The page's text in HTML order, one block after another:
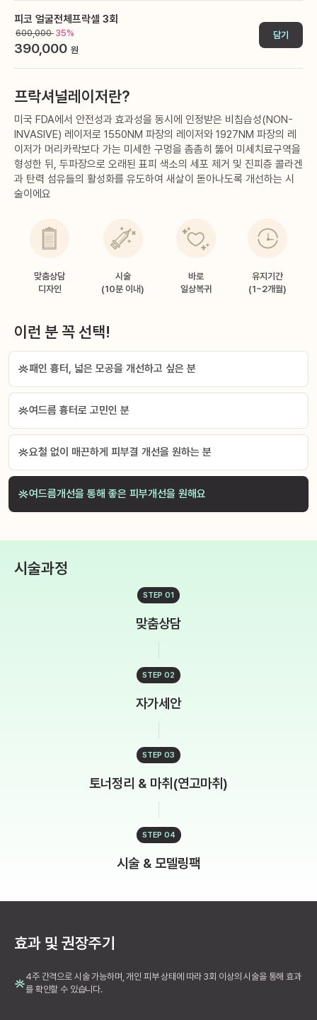
피코 얼굴전체프락셀 3회
600,000 35%
390,000 원
담기
프락셔널레이저란?
미국 FDA에서 안전성과 효과성을 동시에 인정받은 비침습성(NON-
INVASIVE) 레이저로 1550NM 파장의 레이저와 1927NM 파장의 레
이저가 머리카락보다 가는 미세한 구멍을 촘촘히 뚫어 미세치료구역을
형성한 뒤, 두파장으로 오래된 표피 색소의 세포 제거 및 진피층 콜라겐
과 탄력 섬유들의 활성화를 유도하여 새살이 돋아나도록 개선하는 시
술이에요
맞춤상담
디자인
시술
(10분 이내)
바로
일상복귀
유지기간
(1~2개월)
이런 분 꼭 선택!
패인 흉터, 넓은 모공을 개선하고 싶은 분
여드름 흉터로 고민인 분
요철 없이 매끈하게 피부결 개선을 원하는 분
여드름개선을 통해 좋은 피부개선을 원해요
시술과정
STEP 01
맞춤상담
STEP 02
자가세안
STEP 03
토너정리 & 마취(연고마취)
STEP 04
시술 & 모델링팩
효과 및 권장주기
4주 간격으로 시술 가능하며, 개인 피부 상태에 따라 3회 이상의 시술을 통해 효과
를 확인할 수 있습니다.